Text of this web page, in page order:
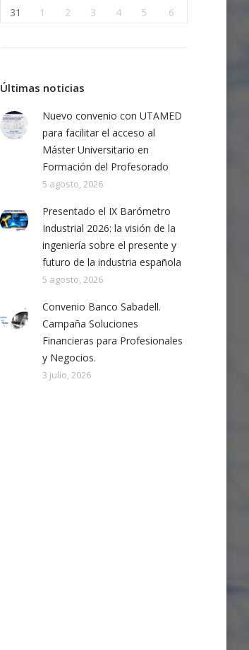
31
1 2 3 4 5 6
Últimas noticias
Nuevo convenio con UTAMED
para facilitar el acceso al
Máster Universitario en
Formación del Profesorado
5 agosto, 2026
Presentado el IX Barómetro
Industrial 2026: la visión de la
ingeniería sobre el presente y
futuro de la industria española
5 agosto, 2026
Convenio Banco Sabadell.
Campaña Soluciones
Financieras para Profesionales
y Negocios.
3 julio, 2026